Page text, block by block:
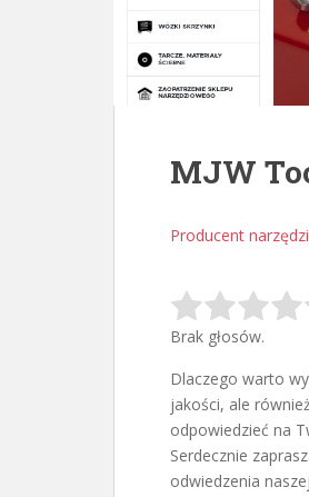
MJW
Producent narzędzi
Brak głosów.
Dlaczego warto
jakości, ale
odpowiedzieć na
Serdecznie
odwiedzenia